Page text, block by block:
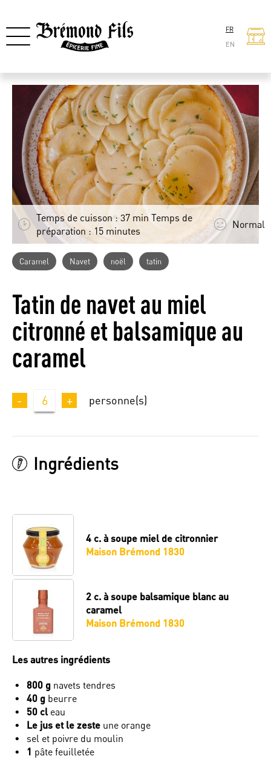
FR
EN
Temps de cuisson : 37 min Temps de
préparation : 15 minutes
Normal
Caramel Navet noël tatin
Tatin de navet au miel
citronné et balsamique au
caramel
- 6 + personne(s)
Ingrédients
4 c. à soupe miel de citronnier
Maison Brémond 1830
2 c. à soupe balsamique blanc au
caramel
Maison Brémond 1830
Les autres ingrédients
800 g navets tendres
40 g beurre
50 cl eau
Le jus et le zeste une orange
sel et poivre du moulin
1 pâte feuilletée